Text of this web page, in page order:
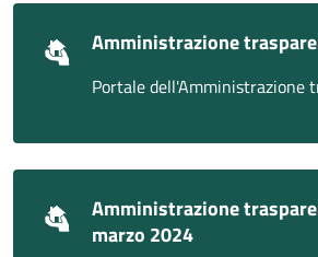
Amministrazione
Portale dell'Amministrazione
Amministrazione
marzo 2024